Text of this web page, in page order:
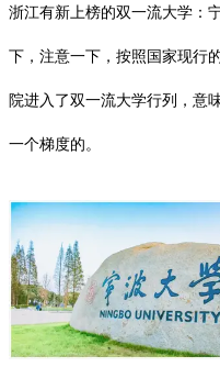
浙江有新上榜的双一流大学：
下，注意一下，按照国家现行
院进入了双一流大学行列，意
一个梯度的。